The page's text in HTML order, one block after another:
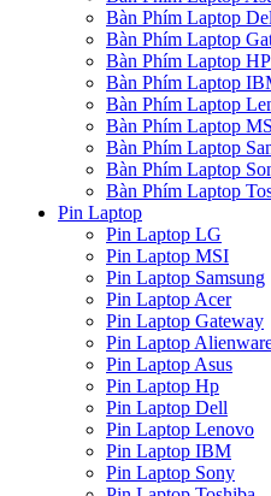
Bàn Phím Laptop
Bàn Phím Laptop
Bàn Phím Laptop HP
Bàn Phím Laptop
Bàn Phím Laptop
Bàn Phím Laptop
Bàn Phím Laptop
Bàn Phím Laptop
Bàn Phím Laptop
Pin Laptop
Pin Laptop LG
Pin Laptop MSI
Pin Laptop Samsung
Pin Laptop Acer
Pin Laptop Gateway
Pin Laptop
Pin Laptop Asus
Pin Laptop Hp
Pin Laptop Dell
Pin Laptop Lenovo
Pin Laptop IBM
Pin Laptop Sony